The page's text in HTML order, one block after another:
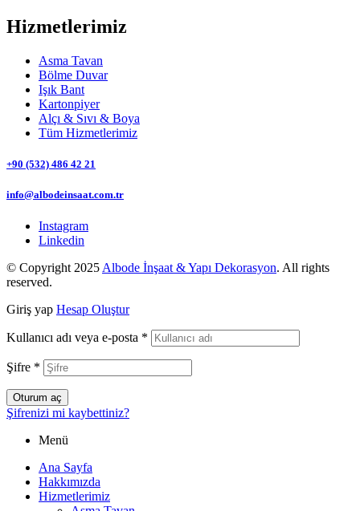
Hizmetlerimiz
Asma Tavan
Bölme Duvar
Işık Bant
Kartonpiyer
Alçı & Sıvı & Boya
Tüm Hizmetlerimiz
+90 (532) 486 42 21
info@albodeinsaat.com.tr
Instagram
Linkedin
© Copyright 2025 Albode İnşaat & Yapı Dekorasyon. All rights
reserved.
Giriş yap Hesap Oluştur
Kullanıcı adı veya e-posta *
Şifre *
Oturum aç
Şifrenizi mi kaybettiniz?
Menü
Ana Sayfa
Hakkımızda
Hizmetlerimiz